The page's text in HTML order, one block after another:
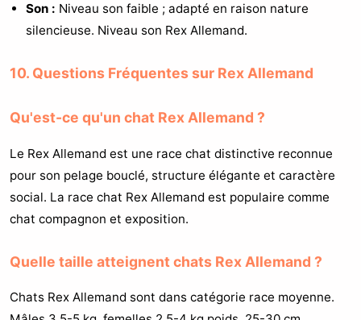
Son : Niveau son faible ; adapté en raison nature
silencieuse. Niveau son Rex Allemand.
10. Questions Fréquentes sur Rex Allemand
Qu'est-ce qu'un chat Rex Allemand ?
Le Rex Allemand est une race chat distinctive reconnue
pour son pelage bouclé, structure élégante et caractère
social. La race chat Rex Allemand est populaire comme
chat compagnon et exposition.
Quelle taille atteignent chats Rex Allemand ?
Chats Rex Allemand sont dans catégorie race moyenne.